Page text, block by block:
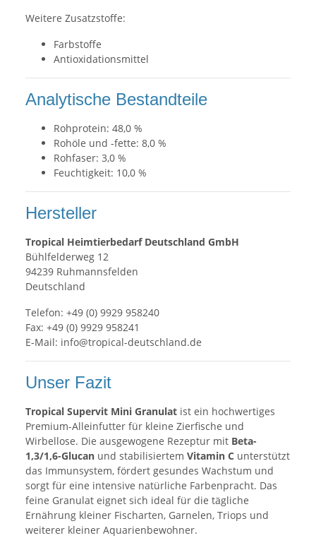
Weitere Zusatzstoffe:
Farbstoffe
Antioxidationsmittel
Analytische Bestandteile
Rohprotein: 48,0 %
Rohöle und -fette: 8,0 %
Rohfaser: 3,0 %
Feuchtigkeit: 10,0 %
Hersteller
Tropical Heimtierbedarf Deutschland GmbH
Bühlfelderweg 12
94239 Ruhmannsfelden
Deutschland
Telefon: +49 (0) 9929 958240
Fax: +49 (0) 9929 958241
E-Mail: info@tropical-deutschland.de
Unser Fazit
Tropical Supervit Mini Granulat ist ein hochwertiges
Premium-Alleinfutter für kleine Zierfische und
Wirbellose. Die ausgewogene Rezeptur mit Beta-
1,3/1,6-Glucan und stabilisiertem Vitamin C unterstützt
das Immunsystem, fördert gesundes Wachstum und
sorgt für eine intensive natürliche Farbenpracht. Das
feine Granulat eignet sich ideal für die tägliche
Ernährung kleiner Fischarten, Garnelen, Triops und
weiterer kleiner Aquarienbewohner.